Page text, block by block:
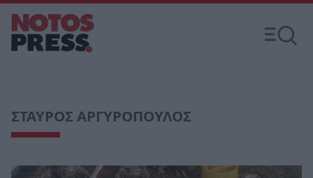
ΣΤΑΥΡΟΣ ΑΡΓΥΡΟΠΟΥΛΟΣ